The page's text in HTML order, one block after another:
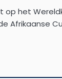
op het
Afrikaanse